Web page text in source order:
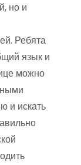
но и
Ребята
язык и
можно
и искать